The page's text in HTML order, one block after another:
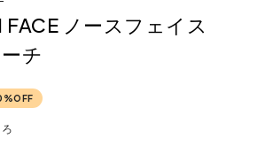
FACE ノースフェイス
チ